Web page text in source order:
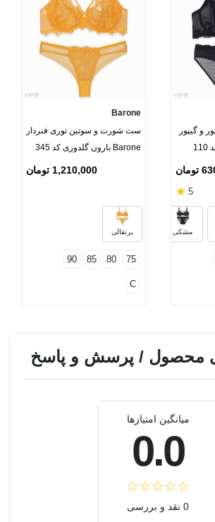
و گیپور
فنردار هارنس ژوبین کد 110
5
★
مشکی
صورتی فسفری
Barone
ست شورت و سوتین توری فنردار
Barone بارون گلدوزی کد 345
1,210,000 تومان
پرتقالی
75
80
85
90
C
محصول / پرسش و پاسخ
میانگین امتیازها
0.0
0 نقد و بررسی